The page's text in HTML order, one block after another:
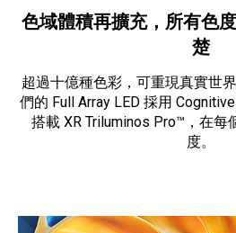
色域體積再擴充，所有色
楚
超過十億種色彩，可重現真實世
們的 Full Array LED 採用
搭載 XR Triluminos Pro™，在每
度。